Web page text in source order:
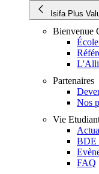
Isifa Plus
Bienvenue
Partenaires
Nos
Vie
BDE
FAQ